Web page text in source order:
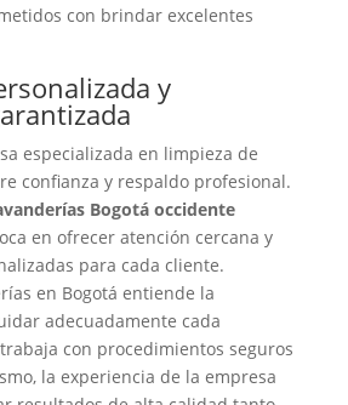
con brindar excelentes
y
especializada en limpieza de
confianza y respaldo profesional.
Bogotá occidente
en ofrecer atención cercana y
para cada cliente.
en Bogotá entiende la
adecuadamente cada
con procedimientos seguros
la experiencia de la empresa